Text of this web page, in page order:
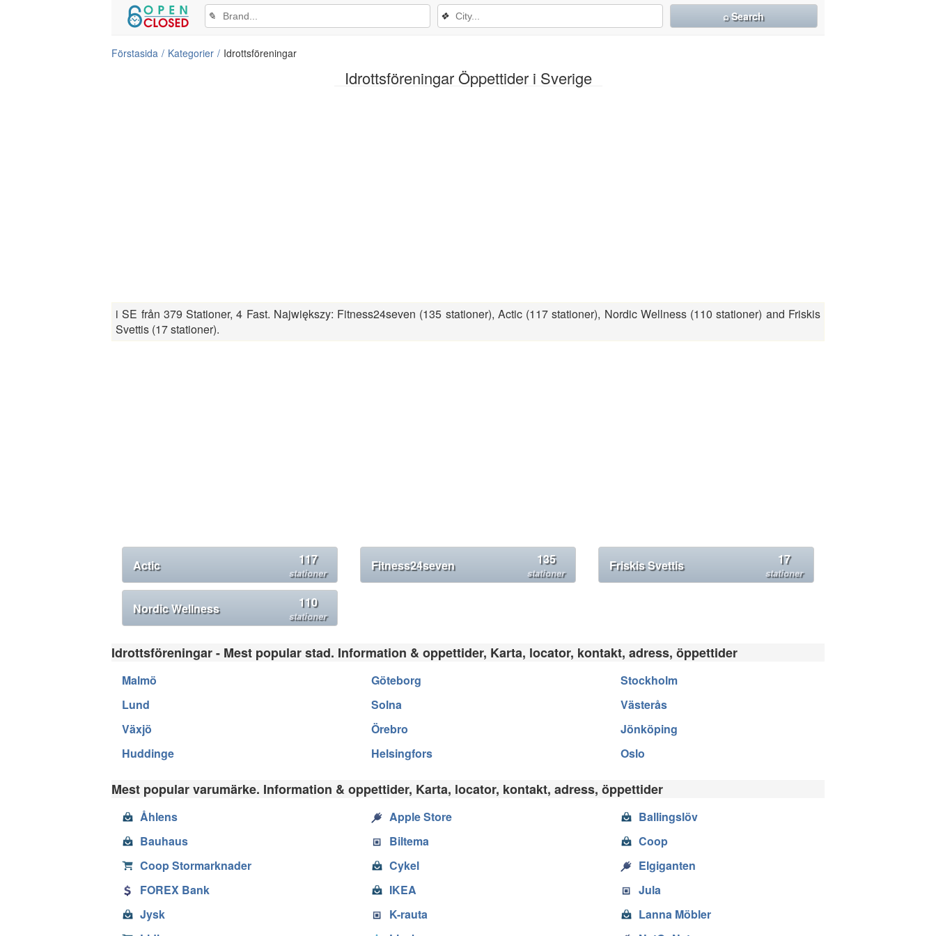
Idrottsföreningar Öppettider i Sverige
✎ ❖ ⌕ Search
Förstasida Kategorier Idrottsföreningar
i SE från 379 Stationer, 4 Fast. Największy: Fitness24seven (135 stationer), Actic (117 stationer), Nordic Wellness (110 stationer) and Friskis
Svettis (17 stationer).
Actic 117
stationer Fitness24seven 135
stationer Friskis Svettis 17
stationer
Nordic Wellness 110
stationer
Idrottsföreningar - Mest popular stad. Information & oppettider, Karta, locator, kontakt, adress, öppettider
Malmö Göteborg
Stockholm
Lund
Solna
Västerås
Växjö
Örebro
Jönköping
Huddinge
Helsingfors Oslo
Mest popular varumärke. Information & oppettider, Karta, locator, kontakt, adress, öppettider
Åhlens Apple Store
Ballingslöv
Bauhaus
Biltema
Coop
Coop Stormarknader
Cykel
Elgiganten
FOREX Bank
IKEA
Jula
Jysk
K-rauta
Lanna Möbler